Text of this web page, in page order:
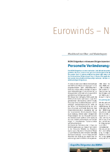
Eurowinds –